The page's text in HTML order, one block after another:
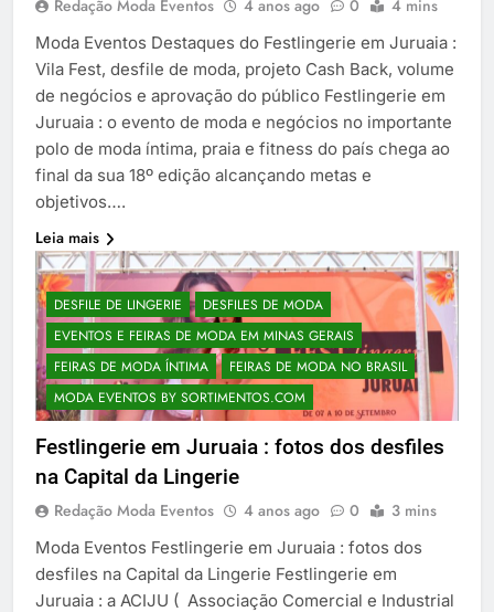
Redação Moda Eventos 4 anos ago 0 4 mins
Moda Eventos Destaques do Festlingerie em Juruaia :
Vila Fest, desfile de moda, projeto Cash Back, volume
de negócios e aprovação do público Festlingerie em
Juruaia : o evento de moda e negócios no importante
polo de moda íntima, praia e fitness do país chega ao
final da sua 18º edição alcançando metas e
objetivos….
Leia mais
DESFILE DE LINGERIE
DESFILES DE MODA
EVENTOS E FEIRAS DE MODA EM MINAS GERAIS
FEIRAS DE MODA ÍNTIMA
FEIRAS DE MODA NO BRASIL
MODA EVENTOS BY SORTIMENTOS.COM
Festlingerie em Juruaia : fotos dos desfiles
na Capital da Lingerie
Redação Moda Eventos 4 anos ago 0 3 mins
Moda Eventos Festlingerie em Juruaia : fotos dos
desfiles na Capital da Lingerie Festlingerie em
Juruaia : a ACIJU ( Associação Comercial e Industrial